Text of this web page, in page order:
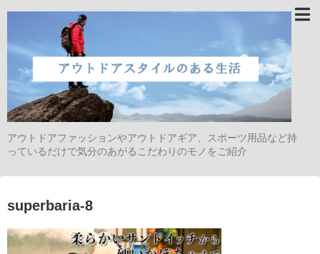
アウトドアファッションやアウトドアギア、スポーツ用品など持
っているだけで気分のあがるこだわりのモノをご紹介
superbaria-8